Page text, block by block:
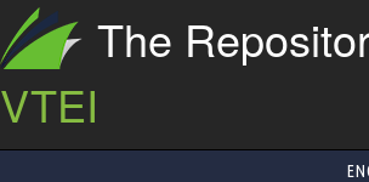
The
VTEI